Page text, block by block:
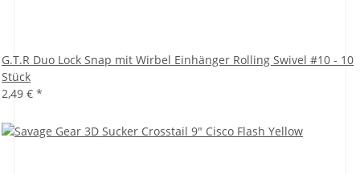
G.T.R Duo Lock Snap mit Wirbel Einhänger Rolling Swivel #10 - 10
Stück
2,49 € *